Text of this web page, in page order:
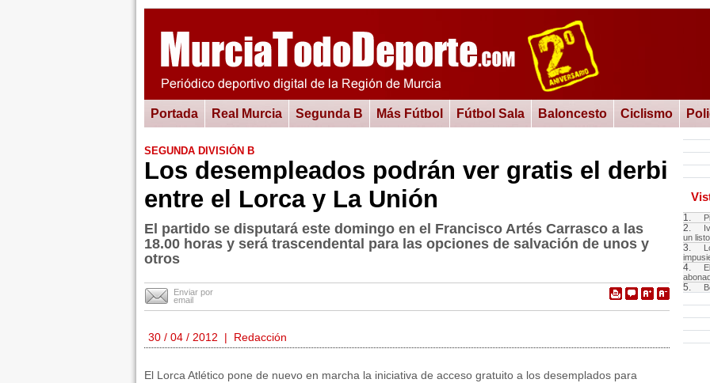
Portada Real Murcia Segunda B Más Fútbol Fútbol Sala Baloncesto Ciclismo
SEGUNDA DIVISIÓN B
Los desempleados podrán ver gratis el derbi
entre el Lorca y La Unión
El partido se disputará este domingo en el Francisco Artés Carrasco a las
18.00 horas y será trascendental para las opciones de salvación de unos y
otros
Enviar por
email
30 / 04 / 2012 | Redacción
El Lorca Atlético pone de nuevo en marcha la iniciativa de acceso gratuito a los desemplados para
1.
2.
un
3.
4.
5.